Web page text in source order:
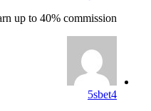
up to 40% commission!...
5sbet4